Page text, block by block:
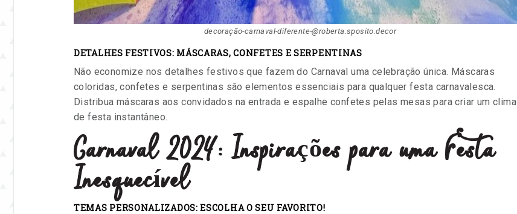
decoração-carnaval-diferente-@roberta.sposito.decor
DETALHES FESTIVOS: MÁSCARAS, CONFETES E SERPENTINAS
Não economize nos detalhes festivos que fazem do Carnaval uma celebração única. Máscaras
coloridas, confetes e serpentinas são elementos essenciais para qualquer festa carnavalesca.
Distribua máscaras aos convidados na entrada e espalhe confetes pelas mesas para criar um clima
de festa instantâneo.
Carnaval 2024: Inspirações para uma Festa
Inesquecível
TEMAS PERSONALIZADOS: ESCOLHA O SEU FAVORITO!